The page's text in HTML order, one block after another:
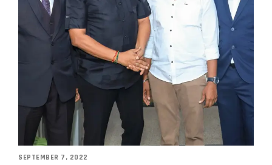
SEPTEMBER 7, 2022